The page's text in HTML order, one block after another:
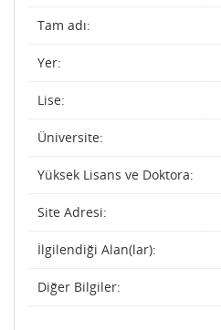
Tam adı:
Yer:
Lise:
Üniversite:
Yüksek Lisans ve Doktora:
Site Adresi:
İlgilendiği Alan(lar):
Diğer Bilgiler: